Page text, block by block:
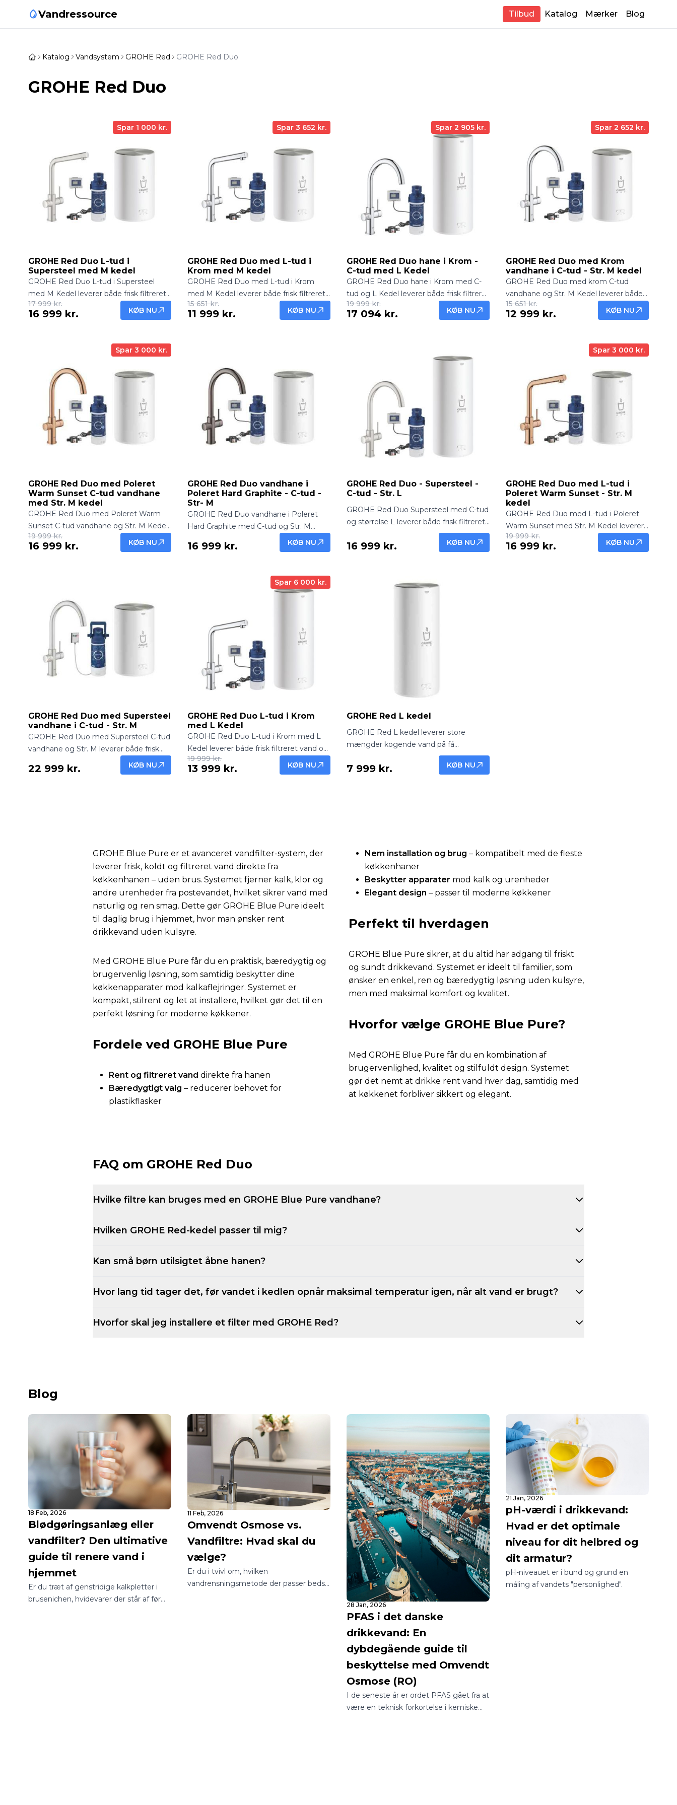
Vandressource Tilbud Katalog Mærker Blog
Katalog Vandsystem GROHE Red GROHE Red Duo
GROHE Red Duo
Spar 1 000 kr.
GROHE Red Duo L-tud i
Supersteel med M kedel
GROHE Red Duo L-tud i Supersteel
med M Kedel leverer både frisk filtreret
vand og kogende vand direkte fra
hanen. Robust og elegant løsning til
17 999 kr.
16 999 kr. KØB NU
Spar 3 652 kr.
GROHE Red Duo med L-tud i
Krom med M kedel
GROHE Red Duo med L-tud i Krom
med M Kedel leverer både frisk filtreret
vand og kogende vand direkte fra
hanen. Elegant og funktionel
15 651 kr.
11 999 kr. KØB NU
Spar 2 905 kr.
GROHE Red Duo hane i Krom -
C-tud med L Kedel
GROHE Red Duo hane i Krom med C-
tud og L Kedel leverer både frisk filtreret
vand og kogende vand direkte fra
hanen. Elegant og funktionel
19 999 kr.
17 094 kr. KØB NU
Spar 2 652 kr.
GROHE Red Duo med Krom
vandhane i C-tud - Str. M kedel
GROHE Red Duo med krom C-tud
vandhane og Str. M Kedel leverer både
frisk filtreret vand og kogende vand
direkte fra hanen. Elegant og praktisk
15 651 kr.
12 999 kr. KØB NU
Spar 3 000 kr.
GROHE Red Duo med Poleret
Warm Sunset C-tud vandhane
med Str. M kedel
GROHE Red Duo med Poleret Warm
Sunset C-tud vandhane og Str. M Kedel
leverer både frisk filtreret vand og
kogende vand direkte fra hanen.
19 999 kr.
16 999 kr. KØB NU
GROHE Red Duo vandhane i
Poleret Hard Graphite - C-tud -
Str- M
GROHE Red Duo vandhane i Poleret
Hard Graphite med C-tud og Str. M
leverer både frisk filtreret vand og
kogende vand direkte fra hanen.
16 999 kr. KØB NU
GROHE Red Duo - Supersteel -
C-tud - Str. L
GROHE Red Duo Supersteel med C-tud
og størrelse L leverer både frisk filtreret
vand og kogende vand direkte fra
hanen. Elegant og robust løsning til
16 999 kr. KØB NU
Spar 3 000 kr.
GROHE Red Duo med L-tud i
Poleret Warm Sunset - Str. M
kedel
GROHE Red Duo med L-tud i Poleret
Warm Sunset med Str. M Kedel leverer
både frisk filtreret vand og kogende
vand direkte fra hanen. Eksklusiv og
19 999 kr.
16 999 kr. KØB NU
GROHE Red Duo med Supersteel
vandhane i C-tud - Str. M
GROHE Red Duo med Supersteel C-tud
vandhane og Str. M leverer både frisk
filtreret vand og kogende vand direkte
fra hanen. Robust og elegant
22 999 kr. KØB NU
Spar 6 000 kr.
GROHE Red Duo L-tud i Krom
med L Kedel
GROHE Red Duo L-tud i Krom med L
Kedel leverer både frisk filtreret vand og
kogende vand direkte fra hanen.
Elegant og funktionel løsning til
19 999 kr.
13 999 kr. KØB NU
GROHE Red L kedel
GROHE Red L kedel leverer store
mængder kogende vand på få
sekunder. Perfekt til familier og travle
køkkener, hvor der er brug for
7 999 kr. KØB NU
GROHE Blue Pure er et avanceret vandfilter-system, der
leverer frisk, koldt og filtreret vand direkte fra
køkkenhanen – uden brus. Systemet fjerner kalk, klor og
andre urenheder fra postevandet, hvilket sikrer vand med
naturlig og ren smag. Dette gør GROHE Blue Pure ideelt
til daglig brug i hjemmet, hvor man ønsker rent
drikkevand uden kulsyre.
Med GROHE Blue Pure får du en praktisk, bæredygtig og
brugervenlig løsning, som samtidig beskytter dine
køkkenapparater mod kalkaflejringer. Systemet er
kompakt, stilrent og let at installere, hvilket gør det til en
perfekt løsning for moderne køkkener.
Fordele ved GROHE Blue Pure
Rent og filtreret vand direkte fra hanen
Bæredygtigt valg – reducerer behovet for
plastikflasker
Nem installation og brug – kompatibelt med de fleste
køkkenhaner
Beskytter apparater mod kalk og urenheder
Elegant design – passer til moderne køkkener
Perfekt til hverdagen
GROHE Blue Pure sikrer, at du altid har adgang til friskt
og sundt drikkevand. Systemet er ideelt til familier, som
ønsker en enkel, ren og bæredygtig løsning uden kulsyre,
men med maksimal komfort og kvalitet.
Hvorfor vælge GROHE Blue Pure?
Med GROHE Blue Pure får du en kombination af
brugervenlighed, kvalitet og stilfuldt design. Systemet
gør det nemt at drikke rent vand hver dag, samtidig med
at køkkenet forbliver sikkert og elegant.
FAQ om GROHE Red Duo
Hvilke filtre kan bruges med en GROHE Blue Pure vandhane?
Hvilken GROHE Red-kedel passer til mig?
Kan små børn utilsigtet åbne hanen?
Hvor lang tid tager det, før vandet i kedlen opnår maksimal temperatur igen, når alt vand er brugt?
Hvorfor skal jeg installere et filter med GROHE Red?
Blog
18 Feb, 2026
Blødgøringsanlæg eller
vandfilter? Den ultimative
guide til renere vand i
hjemmet
Er du træt af genstridige kalkpletter i
brusenichen, hvidevarer der står af før
11 Feb, 2026
Omvendt Osmose vs.
Vandfiltre: Hvad skal du
vælge?
Er du i tvivl om, hvilken
vandrensningsmetode der passer bedst
28 Jan, 2026
PFAS i det danske
drikkevand: En
dybdegående guide til
beskyttelse med Omvendt
Osmose (RO)
I de seneste år er ordet PFAS gået fra at
være en teknisk forkortelse i kemiske
21 Jan, 2026
pH-værdi i drikkevand:
Hvad er det optimale
niveau for dit helbred og
dit armatur?
pH-niveauet er i bund og grund en
måling af vandets "personlighed".